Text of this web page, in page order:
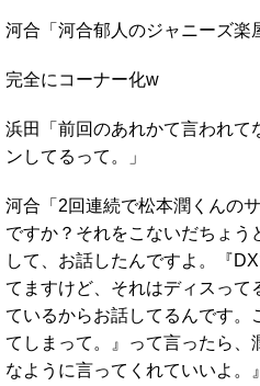
河合「河合郁人のジャニーズ楽
完全にコーナー化w
浜田「前回のあれかて言われて
ンしてるって。」
河合「2回連続で松本潤くんの
ですか？それをこないだちょう
して、お話したんですよ。『
てますけど、それはディスって
ているからお話してるんです。
てしまって。』って言ったら、
なように言ってくれていいよ。